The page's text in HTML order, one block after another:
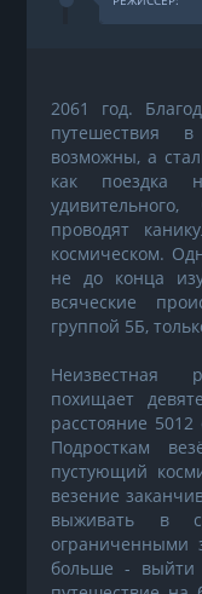
2061 год.
путешествия
возможны, а
как поездка
проводят
космическом.
не до конца
всяческие
группой 5Б,
Неизвестная
похищает
расстояние
Подросткам
пустующий
везение
выживать в
ограниченными
больше - выйти